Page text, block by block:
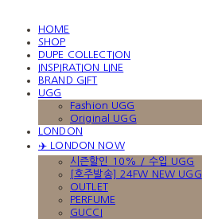
HOME
SHOP
DUPE COLLECTION
INSPIRATION LINE
BRAND GIFT
UGG
Fashion UGG
Original UGG
LONDON
✈️ LONDON NOW
시즌할인 10% / 수입 UGG
[호주발송] 24FW NEW UGG
OUTLET
PERFUME
GUCCI